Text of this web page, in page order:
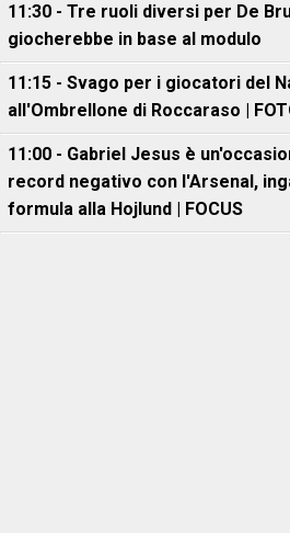
11:30 - Tre ruoli diversi per De
giocherebbe in base al modulo
11:15 - Svago per i giocatori del
all'Ombrellone di Roccaraso |
11:00 - Gabriel Jesus è
record negativo con l'Arsenal,
formula alla Hojlund | FOCUS